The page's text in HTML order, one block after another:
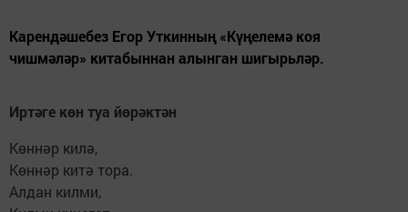
Карендәшебез Егор Уткинның «Күңелемә коя
чишмәләр» китабыннан алынган шигырьләр.
Иртәге көн туа йөрәктән
Көннәр килә,
Көннәр китә тора.
Алдан килми,